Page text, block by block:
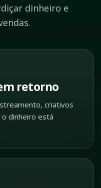
dinheiro e
retorno
criativos
dinheiro está